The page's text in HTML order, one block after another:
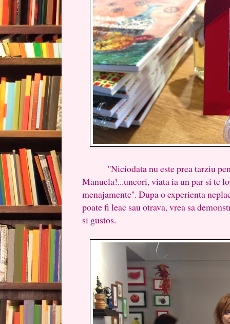
''Niciodata nu este prea tarziu
Manuela!...uneori, viata ia un par si te
menajamente''. Dupa o experienta
poate fi leac sau otrava, vrea sa
si gustos.